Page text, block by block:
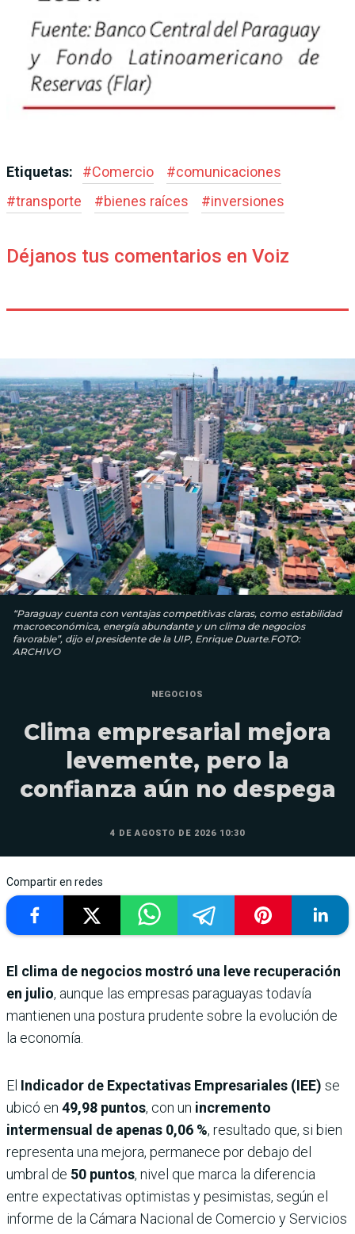
Etiquetas: #Comercio #comunicaciones
#transporte #bienes raíces #inversiones
Déjanos tus comentarios en Voiz
“Paraguay cuenta con ventajas competitivas claras, como estabilidad
macroeconómica, energía abundante y un clima de negocios
favorable”, dijo el presidente de la UIP, Enrique Duarte.FOTO:
ARCHIVO
NEGOCIOS
Clima empresarial mejora
levemente, pero la
confianza aún no despega
4 DE AGOSTO DE 2026 10:30
Compartir en redes
El clima de negocios mostró una leve recuperación
en julio, aunque las empresas paraguayas todavía
mantienen una postura prudente sobre la evolución de
la economía.
El Indicador de Expectativas Empresariales (IEE) se
ubicó en 49,98 puntos, con un incremento
intermensual de apenas 0,06 %, resultado que, si bien
representa una mejora, permanece por debajo del
umbral de 50 puntos, nivel que marca la diferencia
entre expectativas optimistas y pesimistas, según el
informe de la Cámara Nacional de Comercio y Servicios